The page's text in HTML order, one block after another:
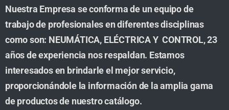
Nuestra Empresa se conforma de un equipo de
trabajo de profesionales en diferentes disciplinas
como son: NEUMÁTICA, ELÉCTRICA Y CONTROL, 23
años de experiencia nos respaldan. Estamos
interesados en brindarle el mejor servicio,
proporcionándole la información de la amplia gama
de productos de nuestro catálogo.